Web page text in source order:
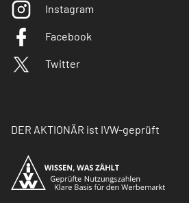
Instagram
Facebook
Twitter
DER AKTIONÄR ist IVW-geprüft